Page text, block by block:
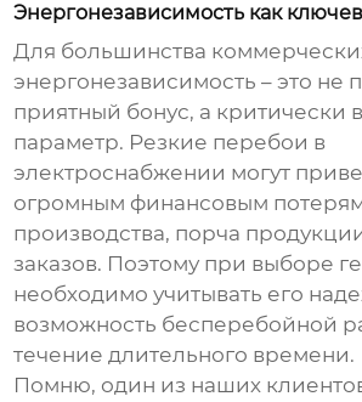
Энергонезависимость как
Для большинства
энергонезависимость – это не
приятный бонус, а критически
параметр. Резкие перебои в
электроснабжении могут
огромным финансовым потерям
производства, порча
заказов. Поэтому при выборе
необходимо учитывать его
возможность бесперебойной
течение длительного времени.
Помню, один из наших